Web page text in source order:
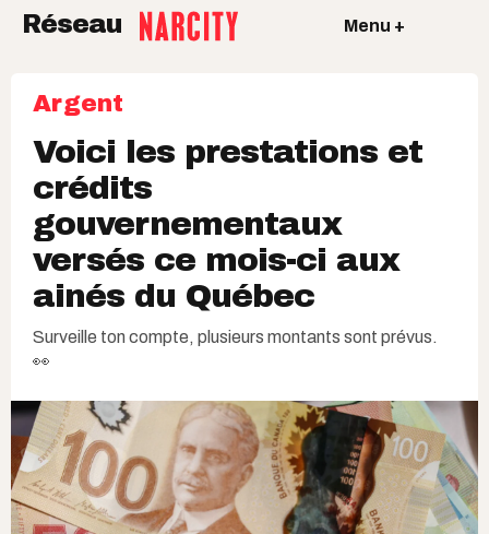
Réseau Menu +
Argent
Voici les prestations et
crédits
gouvernementaux
versés ce mois-ci aux
ainés du Québec
Surveille ton compte, plusieurs montants sont prévus.
👀